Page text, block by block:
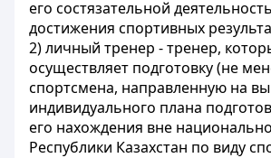
его состязательной
достижения спортивных
2) личный тренер - тренер,
осуществляет подготовку (не
спортсмена, направленную на
индивидуального плана
его нахождения вне
Республики Казахстан по виду